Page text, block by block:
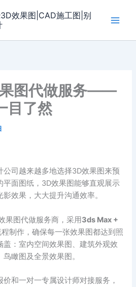
效果图|CAD施工图|别
图代做服务——
目了然
公司越来越多地选择3D效果图来预
平面图纸，3D效果图能够直观展示
效果，大大提升沟通效率。
果图代做服务商，采用3ds Max +
制作，确保每一张效果图都达到照
盖：室内空间效果图、建筑外观效
瞰图及全景效果图。
和一对一专属设计师对接服务，